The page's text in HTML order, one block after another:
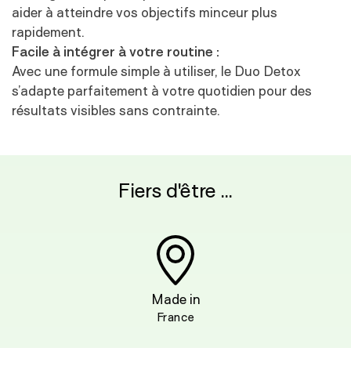
aider à atteindre vos objectifs minceur plus
rapidement.
Facile à intégrer à votre routine :
Avec une formule simple à utiliser, le Duo Detox
s’adapte parfaitement à votre quotidien pour des
résultats visibles sans contrainte.
Fiers d'être ...
Made in
France